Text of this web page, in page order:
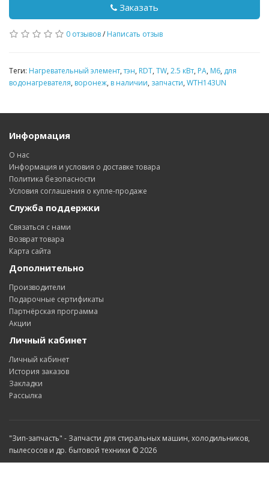
Заказать
0 отзывов/ Написать отзыв
Теги: Нагревательный элемент,тэн, RDT, TW, 2.5 кВт, PA, М6, для
водонагревателя, воронеж, в наличии, запчасти, WTH143UN
Информация
О нас
Информация и условия о доставке товара
Политика безопасности
Условия соглашения о купле-продаже
Служба поддержки
Связаться с нами
Возврат товара
Карта сайта
Дополнительно
Производители
Подарочные сертификаты
Партнёрская программа
Акции
Личный кабинет
Личный кабинет
История заказов
Закладки
Рассылка
"Зип-запчасть" - Запчасти для стиральных машин, холодильников,
пылесосов и др. бытовой техники © 2026